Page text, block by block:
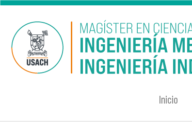
Pasar al contenido principal
Inicio